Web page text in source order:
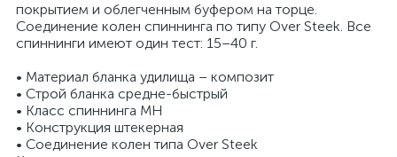
покрытием и облегченным буфером на торце.
Соединение колен спиннинга по типу Over Steek. Все
спиннинги имеют один тест: 15–40 г.
• Материал бланка удилища – композит
• Строй бланка средне-быстрый
• Класс спиннинга MH
• Конструкция штекерная
• Соединение колен типа Over Steek